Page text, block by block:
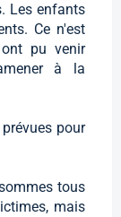
Les enfants
Ce n'est
pu venir
à la
pour
tous
mais